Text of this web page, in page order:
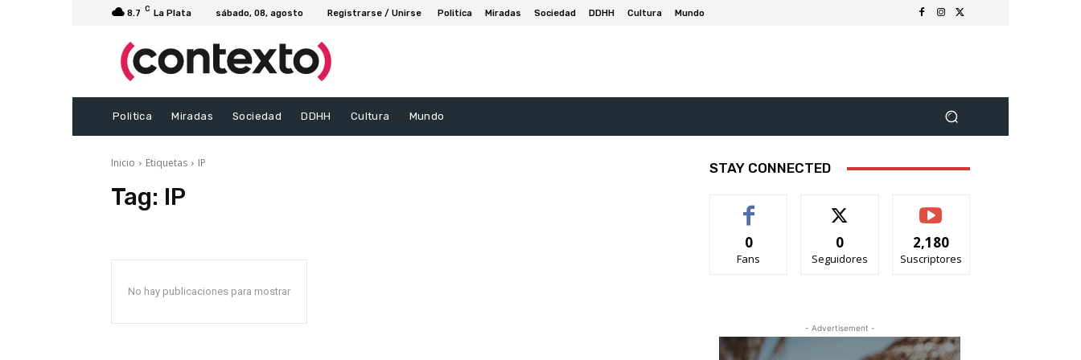
8.7 C La Plata sábado, 08, agosto Registrarse / Unirse Politica Miradas Sociedad DDHH Cultura Mundo
Politica Miradas Sociedad DDHH Cultura Mundo
Inicio Etiquetas IP
Tag: IP
No hay publicaciones para mostrar
STAY CONNECTED
0
Fans
0
Seguidores
2,180
Suscriptores
- Advertisement -